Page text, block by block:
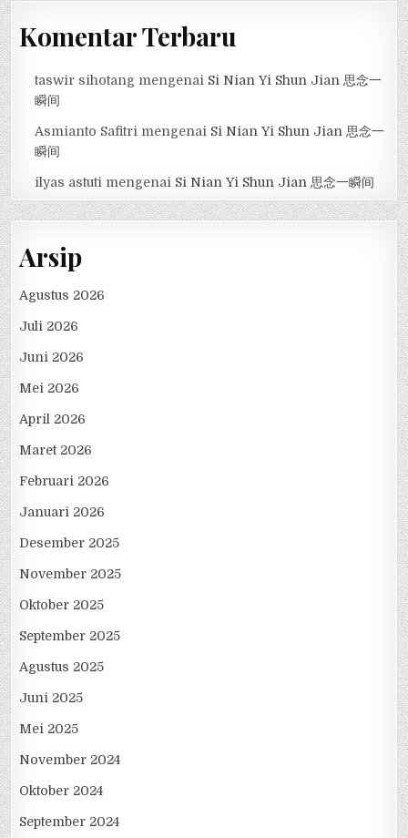
Komentar Terbaru
taswir sihotang mengenai Si Nian Yi Shun Jian 思念一
瞬间
Asmianto Safitri mengenai Si Nian Yi Shun Jian 思念一
瞬间
ilyas astuti mengenai Si Nian Yi Shun Jian 思念一瞬间
Arsip
Agustus 2026
Juli 2026
Juni 2026
Mei 2026
April 2026
Maret 2026
Februari 2026
Januari 2026
Desember 2025
November 2025
Oktober 2025
September 2025
Agustus 2025
Juni 2025
Mei 2025
November 2024
Oktober 2024
September 2024